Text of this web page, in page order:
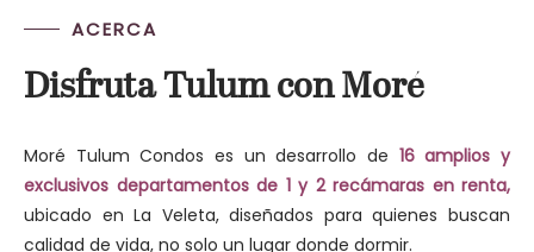
ACERCA
Disfruta Tulum con Moré
Moré Tulum Condos es un desarrollo de 16 amplios y
exclusivos departamentos de 1 y 2 recámaras en renta,
ubicado en La Veleta, diseñados para quienes buscan
calidad de vida, no solo un lugar donde dormir.